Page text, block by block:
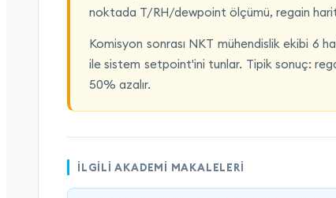
noktada T/RH/dewpoint ölçümü, regain
Komisyon sonrası NKT mühendislik ekibi 6
ile sistem setpoint'ini tunlar. Tipik sonuç:
50% azalır.
İLGILI AKADEMI MAKALELERI